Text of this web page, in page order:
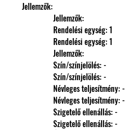
Jellemzők:
                Jellemzők:
                Rendelési egység: 1
                Rendelési egység: 1
                Jellemzők:
                Szín/színjelölés: -
                Szín/színjelölés: -
                Névleges teljesítmény: -
                Névleges teljesítmény: -
                Szigetelő ellenállás: -
                Szigetelő ellenállás: -